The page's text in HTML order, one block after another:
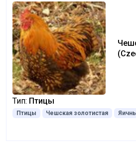
Тип: Птицы
Птицы Чешская золотистая